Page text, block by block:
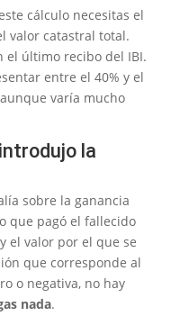
cálculo necesitas el
valor catastral total.
el último recibo del IBI.
entre el 40% y el
varía mucho
la
sobre la ganancia
que pagó el fallecido
el valor por el que se
que corresponde al
o negativa, no hay
nada.